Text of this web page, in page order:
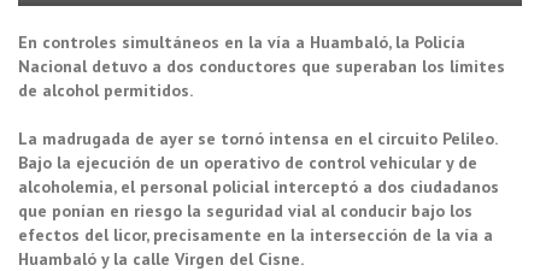
En controles simultáneos en la vía a Huambaló, la Policía
Nacional detuvo a dos conductores que superaban los límites
de alcohol permitidos.
La madrugada de ayer se tornó intensa en el circuito Pelileo.
Bajo la ejecución de un operativo de control vehicular y de
alcoholemia, el personal policial interceptó a dos ciudadanos
que ponían en riesgo la seguridad vial al conducir bajo los
efectos del licor, precisamente en la intersección de la vía a
Huambaló y la calle Virgen del Cisne.